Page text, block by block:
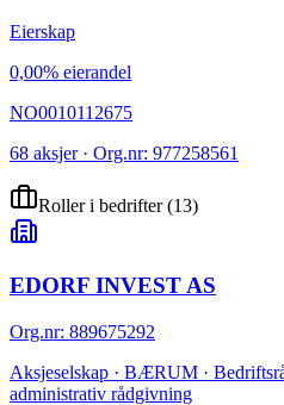
Eierskap
0,00% eierandel
NO0010112675
68 aksjer · Org.nr: 977258561
Roller i bedrifter(13)
EDORF INVEST AS
Org.nr: 889675292
Aksjeselskap · BÆRUM ·
administrativ rådgivning